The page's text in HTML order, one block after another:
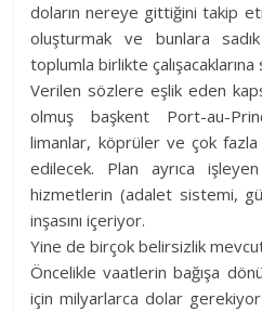
doların nereye gittiğini takip
oluşturmak ve bunlara
toplumla birlikte
Verilen sözlere eşlik eden
olmuş başkent Port-au-
limanlar, köprüler ve çok
edilecek. Plan ayrıca
hizmetlerin (adalet sistemi,
inşasını içeriyor.
Yine de birçok belirsizlik
Öncelikle vaatlerin bağışa
için milyarlarca dolar